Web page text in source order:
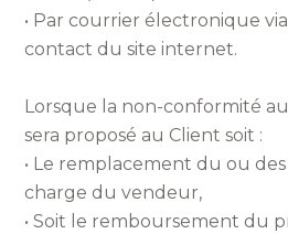
• Par courrier électronique
contact du site internet.
Lorsque la non-conformité
sera proposé au Client soit :
• Le remplacement du ou
charge du vendeur,
• Soit le remboursement du